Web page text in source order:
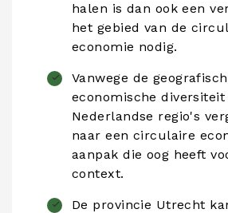
halen is dan ook een
het gebied van de
economie nodig.
Vanwege de
economische diversiteit
Nederlandse regio's
naar een circulaire
aanpak die oog heeft
context.
De provincie Utrecht